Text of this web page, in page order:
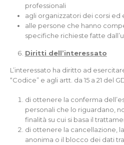
professionali
agli organizzatori dei corsi ed
alle persone che hanno
specifiche richieste fatte
Diritti dell’interessato
L’interessato ha diritto ad
“Codice” e agli artt. da 15 a 21 del
di ottenere la conferma
personali che lo riguardano,
finalità su cui si basa il
di ottenere la cancellazione,
anonima o il blocco dei dati